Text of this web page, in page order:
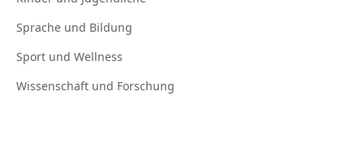
Sprache und Bildung
Sport und Wellness
Wissenschaft und Forschung